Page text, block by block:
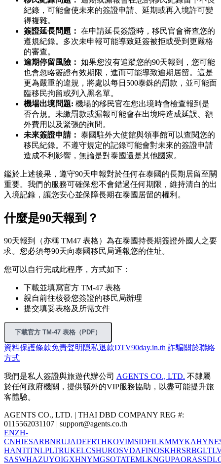
紀錄，可能會使未來的簽證申請、延期或再入境許可變
得複雜。
簽證延長問題： 在申請延長簽證時，移民官會審查您的
遵規紀錄。多次未申報可能導致延簽被拒或受到更嚴格
的審查。
逾期停留風險： 如果您沒有追蹤您的90天報到，您可能
也會忽略簽證有效期限，進而可能導致逾期居留。這是
更為嚴重的違規，將處以每日500泰銖的罰款，並可能面
臨移民拘留或列入黑名單。
機場出境問題: 機場的移民官在您出境時會檢查報到是
否合規。未繳罰款或漏報可能會在出境時造成延誤、額
外費用以及緊張的詢問。
未來簽證申請： 泰國駐外大使館與領事館可以查閱您的
移民紀錄。不遵守規定的記錄可能會對未來的簽證申請
造成不利影響，無論是對泰國還是其他國家。
鑑於上述後果，遵守90天申報對於任何在泰國的長期居留至關
重要。我們的服務可確保您不會錯過任何期限，維持清白的出
入境記錄，讓您安心並保障長期在泰國居留的權利。
什麼是90天報到？
90天報到（亦稱 TM47 表格）為在泰國持長期簽證外國人之要
求。您必須每90天向泰國移民局通報您的住址。
您可以自行完成此程序，方式如下：
下載並填寫官方 TM-47 表格
親自前往核發您簽證的移民局辦理
提交填妥表格及所需文件
下載官方 TM-47 表格（PDF）
資料保護條款免責聲明 隱私退款DTV90day.in.th 詐騙關於聯絡
方式
我們是私人簽證與旅遊代辦公司 AGENTS CO., LTD. 不隸屬
於任何政府機關，提供額外的VIP服務協助，以盡可能提升旅
客體驗。
AGENTS CO., LTD. | THAI DBD COMPANY REG #:
0115562031107 | support@agents.co.th
ENZH-
CNHIESARBNRUJADEFRTHKOVIMSIDFILKMMYKAHYNE
HANTITNLPLTRUKELCSHUROSVDAFINOSKHRSRBGLT
SASWHAZUYOIGXHNYMGSOTATEMLKNGUPAORASSD